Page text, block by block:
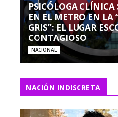
PSICÓLOGA
EN EL METRO EN LA
GRIS”: EL LUGAR
CONTAGIOSO
NACIONAL
NACIÓN INDISCRETA